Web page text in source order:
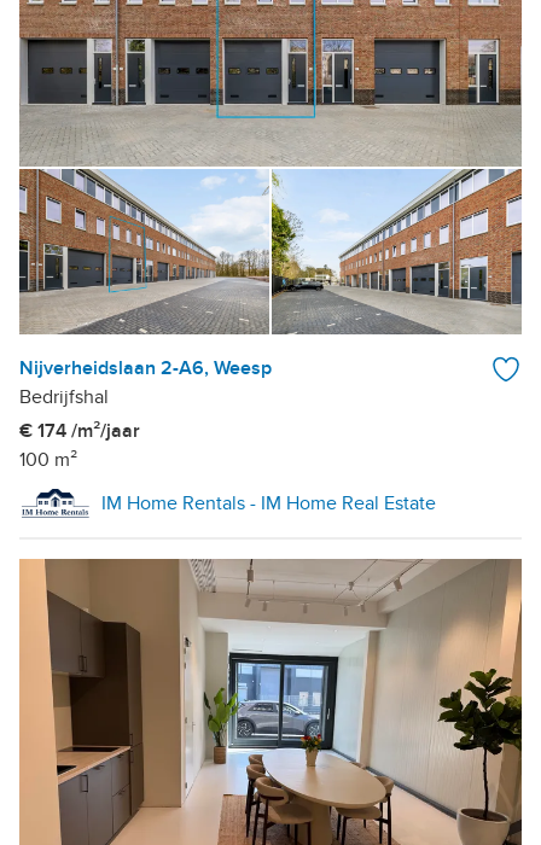
Nijverheidslaan 2-A6, Weesp
Bedrijfshal
€ 174 /m²/jaar
100 m²
IM Home Rentals - IM Home Real Estate